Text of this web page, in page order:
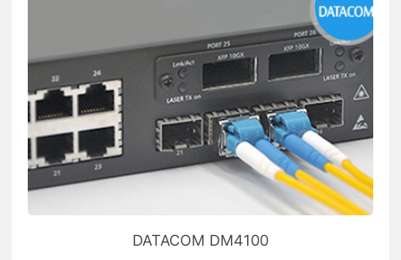
DATACOM DM4100